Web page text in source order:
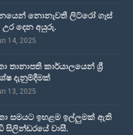
නොනැවතී ලිට්රෝ ගෑස්
දෙන අයුරු.
14, 2025
තානාපති කාර්යාලයෙන් ශ්‍රී
දැනුම්දීමක්
13, 2025
සමයට ඉහළම ඉල්ලුමක් ඇති
සිලින්ඩරයේ වාසී.